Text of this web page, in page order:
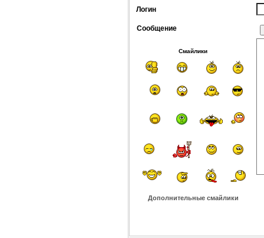
Логин
Сообщение
Смайлики
Дополнительные смайлики